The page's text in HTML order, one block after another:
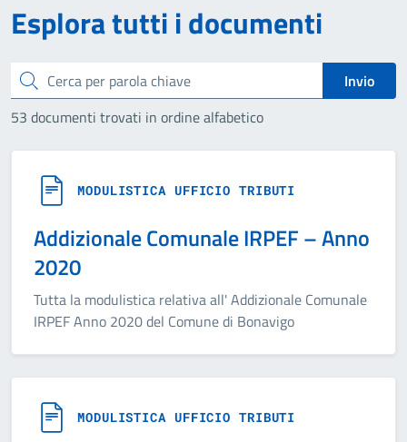
Esplora tutti i documenti
Cerca
Invio
53 documenti trovati in ordine alfabetico
MODULISTICA UFFICIO TRIBUTI
Addizionale Comunale IRPEF – Anno
2020
Tutta la modulistica relativa all' Addizionale Comunale
IRPEF Anno 2020 del Comune di Bonavigo
MODULISTICA UFFICIO TRIBUTI